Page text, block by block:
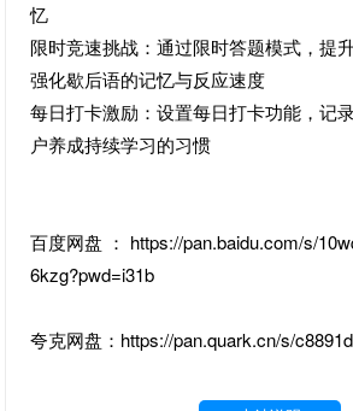
忆
限时竞速挑战：通过限时答题模式，提
强化歇后语的记忆与反应速度
每日打卡激励：设置每日打卡功能，记
户养成持续学习的习惯
百度网盘 ： https://pan.baidu.com/s/
6kzg?pwd=i31b
夸克网盘：https://pan.quark.cn/s/